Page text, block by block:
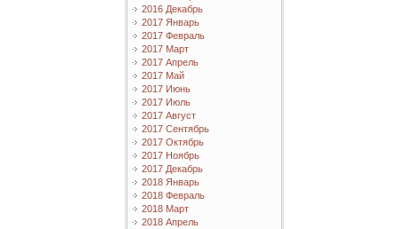
2016 Декабрь
2017 Январь
2017 Февраль
2017 Март
2017 Апрель
2017 Май
2017 Июнь
2017 Июль
2017 Август
2017 Сентябрь
2017 Октябрь
2017 Ноябрь
2017 Декабрь
2018 Январь
2018 Февраль
2018 Март
2018 Апрель